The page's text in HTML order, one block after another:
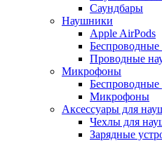
Саундбары
Наушники
Apple AirPods
Проводные
Микрофоны
Микрофоны
Аксессуары для
Чехлы для
Зарядные